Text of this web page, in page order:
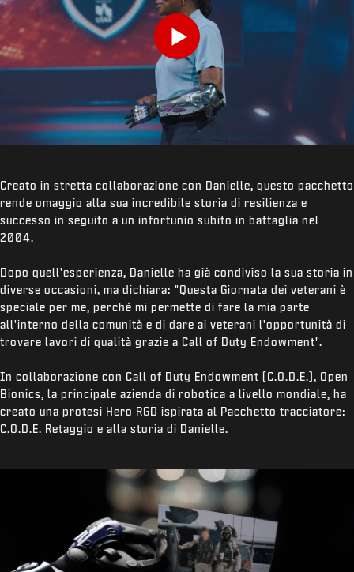
Play
Creato in stretta collaborazione con Danielle, questo pacchetto
rende omaggio alla sua incredibile storia di resilienza e
successo in seguito a un infortunio subito in battaglia nel
2004.
Dopo quell'esperienza, Danielle ha già condiviso la sua storia in
diverse occasioni, ma dichiara: "Questa Giornata dei veterani è
speciale per me, perché mi permette di fare la mia parte
all'interno della comunità e di dare ai veterani l'opportunità di
trovare lavori di qualità grazie a Call of Duty Endowment".
In collaborazione con Call of Duty Endowment (C.O.D.E.), Open
Bionics, la principale azienda di robotica a livello mondiale, ha
creato una protesi Hero RGD ispirata al Pacchetto tracciatore:
C.O.D.E. Retaggio e alla storia di Danielle.